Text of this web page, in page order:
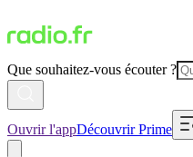
Que souhaitez-vous écouter ?
Ouvrir l'appDécouvrir Prime